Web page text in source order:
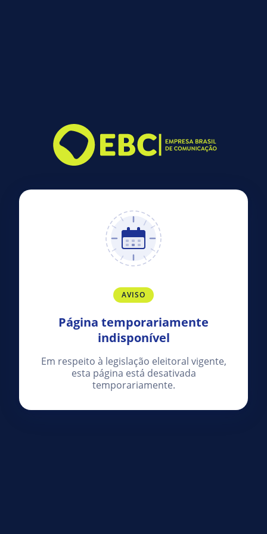
AVISO
Página temporariamente
indisponível
Em respeito à legislação eleitoral vigente,
esta página está desativada
temporariamente.